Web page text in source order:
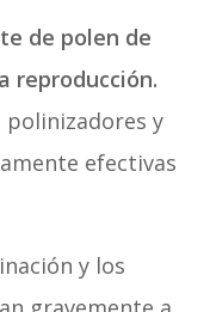
de polen de
reproducción.
polinizadores y
efectivas
y los